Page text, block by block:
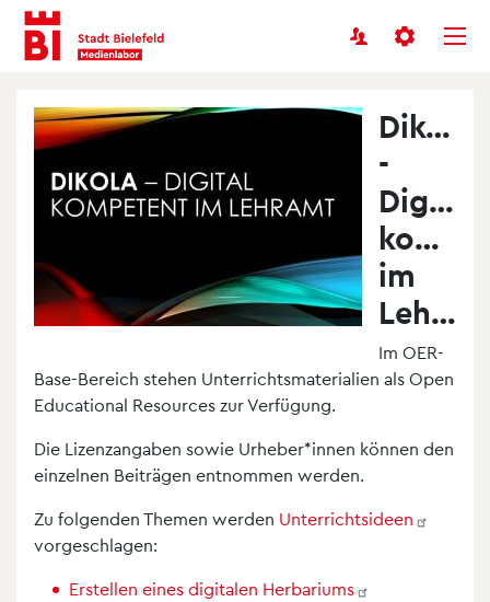
Inhalt
anspringen
Menü
anspringen
Benutzermenü
DikoLa
-
Digital
im
Lehramt
Im OER-
Base-Bereich stehen Unterrichtsmaterialien als Open
Educational Resources zur Verfügung.
Die Lizenzangaben sowie Urheber*innen können den
einzelnen Beiträgen entnommen werden.
Zu folgenden Themen werden Unterrichtsideen
vorgeschlagen:
Erstellen eines digitalen Herbariums